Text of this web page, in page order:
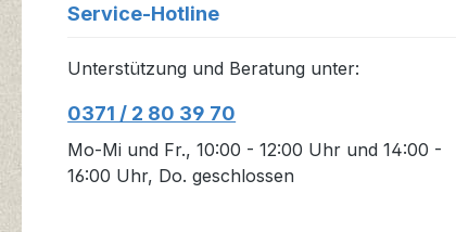
Service-Hotline
Unterstützung und Beratung unter:
0371 / 2 80 39 70
Mo-Mi und Fr., 10:00 - 12:00 Uhr und 14:00 -
16:00 Uhr, Do. geschlossen